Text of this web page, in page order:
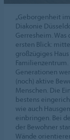
„Geborgenheit
Diakonie
Gerresheim.
ersten Blick:
großzügiges
Generationen
(noch) aktive
Menschen. Die
bestens
wie auch
einbringen. Bei
der Bewohner
Wände